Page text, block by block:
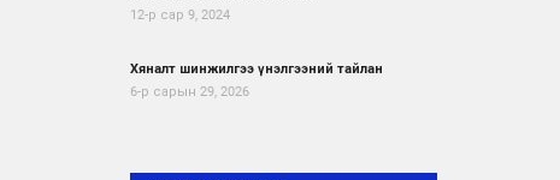
12-р сар 9, 2024
Хяналт шинжилгээ үнэлгээний тайлан
6-р сарын 29, 2026